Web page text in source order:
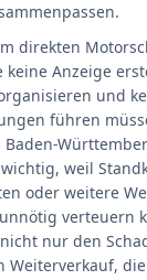
direkten
keine Anzeige
und
führen
Baden-
weil
oder weitere
verteuern
nur den
Weiterverkauf, die